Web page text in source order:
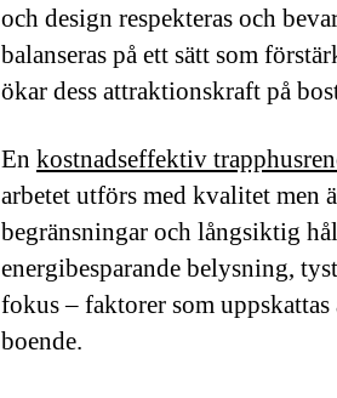
och design respekteras och
balanseras på ett sätt som
ökar dess attraktionskraft på
En kostnadseffektiv
arbetet utförs med kvalitet men
begränsningar och långsiktig
energibesparande belysning,
fokus – faktorer som
boende.